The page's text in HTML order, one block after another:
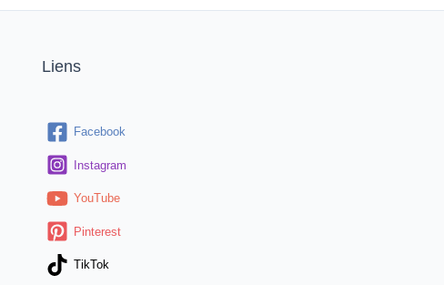
Liens
Facebook
Instagram
YouTube
Pinterest
TikTok